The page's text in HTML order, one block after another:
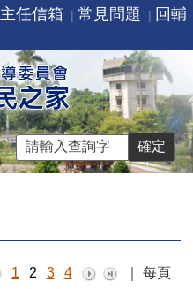
主任信箱 常見問題
回輔
1 2 3 4
每頁